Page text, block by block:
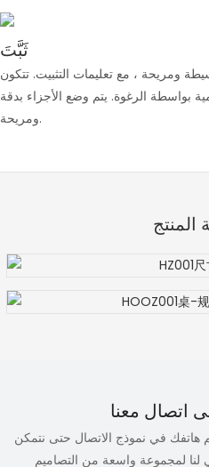
ثَبَّتَ
ومريحة ، مع تعليمات التثبيت. تتكون
بواسطة الرغوة. يتم وضع الأجزاء بدقة
ومريحة.
المنتج
اتصال معنا
هاتفك في نموذج الاتصال حتى نتمكن